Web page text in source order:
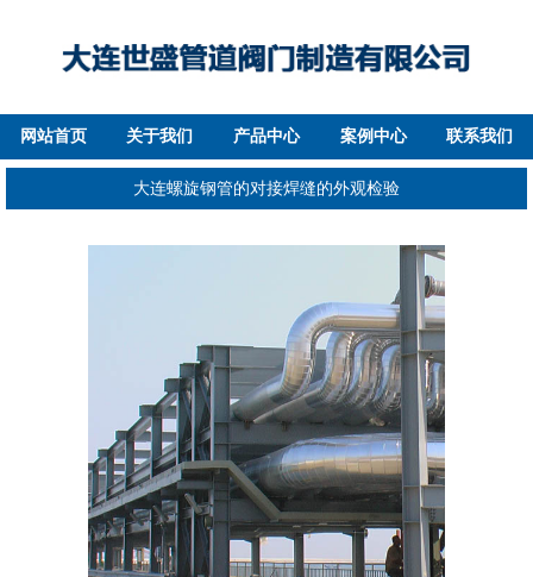
网站首页 关于我们 产品中心 案例中心 联系我们
大连螺旋钢管的对接焊缝的外观检验